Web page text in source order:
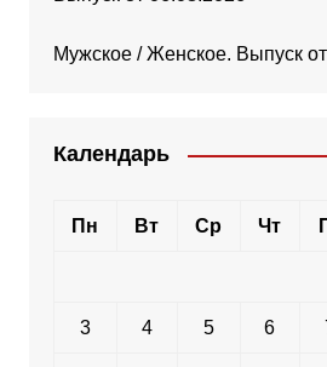
Мужское / Женское. Выпуск
Календарь
Пн Вт Ср Чт
3 4 5 6